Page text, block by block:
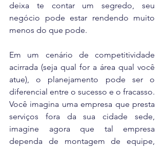
deixa te contar um segredo, seu
negócio pode estar rendendo muito
menos do que pode.
Em um cenário de competitividade
acirrada (seja qual for a área qual você
atue), o planejamento pode ser o
diferencial entre o sucesso e o fracasso.
Você imagina uma empresa que presta
serviços fora da sua cidade sede,
imagine agora que tal empresa
dependa de montagem de equipe,